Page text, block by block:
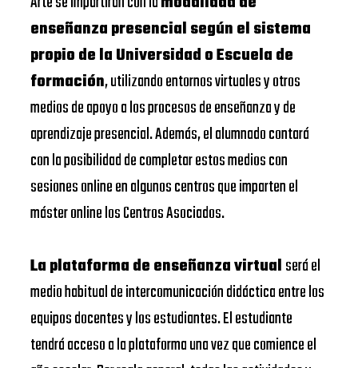
enseñanza presencial según el sistema
propio de la Universidad o Escuela de
formación, utilizando entornos virtuales y otros
medios de apoyo a los procesos de enseñanza y de
aprendizaje presencial. Además, el alumnado contará
con la posibilidad de completar estos medios con
sesiones online en algunos centros que imparten el
máster online los Centros Asociados.
La plataforma de enseñanza virtualserá el
medio habitual de intercomunicación didáctica entre los
equipos docentes y los estudiantes. El estudiante
tendrá acceso a la plataforma una vez que comience el